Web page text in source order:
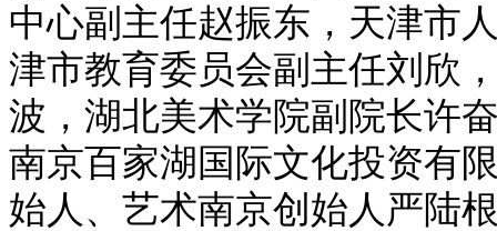
中心副主任赵振东，天津市
津市教育委员会副主任刘欣
波，湖北美术学院副院长许
南京百家湖国际文化投资有
始人、艺术南京创始人严陆